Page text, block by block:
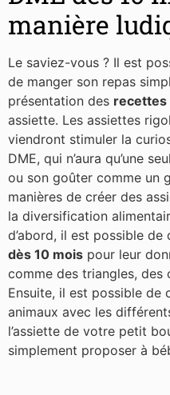
manière
Le saviez-vous ? Il est
de manger son repas
présentation des recettes
assiette. Les assiettes
viendront stimuler la
DME, qui n’aura qu’une
ou son goûter comme un
manières de créer des
la diversification
d’abord, il est possible de
dès 10 mois pour leur
comme des triangles,
Ensuite, il est possible de
animaux avec les
l’assiette de votre petit
simplement proposer à